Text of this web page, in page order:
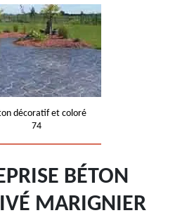
décoratif et coloré
74
BÉTON
MARIGNIER